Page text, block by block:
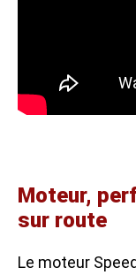
Moteur,
sur route
Le moteur